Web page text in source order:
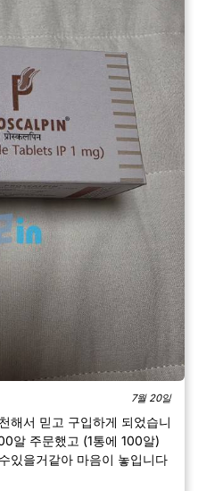
7월 20일
해서 믿고 구입하게 되었습니
알 주문했고 (1통에 100알)
있을거같아 마음이 놓입니다